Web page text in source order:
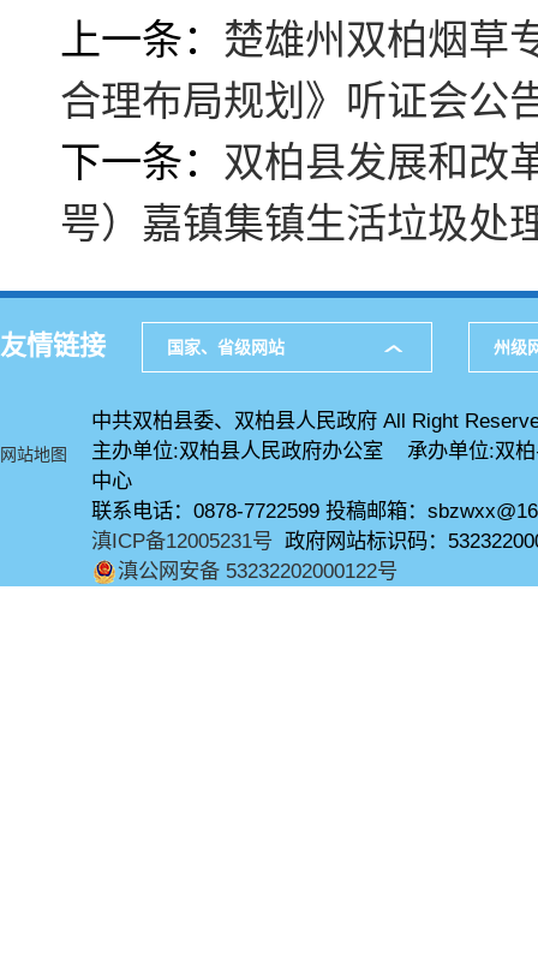
上一条： 楚雄州双柏烟草
合理布局规划》听证会公
下一条： 双柏县发展和改
咢）嘉镇集镇生活垃圾处
友情链接 国家、省级网站 州级
网站地图
中共双柏县委、双柏县人民政府 All Right
主办单位:双柏县人民政府办公室 承办单位:双
中心
联系电话：0878-7722599 投稿邮箱：
滇ICP备12005231号 政府网站标识码：
滇公网安备 53232202000122号